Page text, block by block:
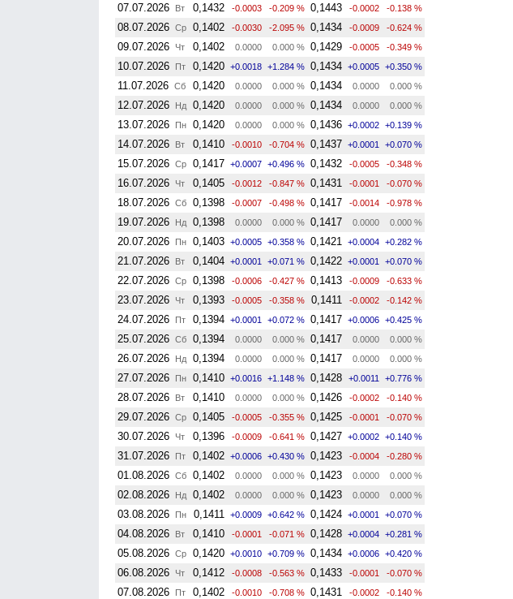
07.07.2026 Вт 0,1432 -0.0003 -0.209 % 0,1443 -0.0002 -0.138 %
08.07.2026 Ср 0,1402 -0.0030 -2.095 % 0,1434 -0.0009 -0.624 %
09.07.2026 Чт 0,1402 0.0000 0.000 % 0,1429 -0.0005 -0.349 %
10.07.2026 Пт 0,1420 +0.0018 +1.284 % 0,1434 +0.0005 +0.350 %
11.07.2026 Сб 0,1420 0.0000 0.000 % 0,1434 0.0000 0.000 %
12.07.2026 Нд 0,1420 0.0000 0.000 % 0,1434 0.0000 0.000 %
13.07.2026 Пн 0,1420 0.0000 0.000 % 0,1436 +0.0002 +0.139 %
14.07.2026 Вт 0,1410 -0.0010 -0.704 % 0,1437 +0.0001 +0.070 %
15.07.2026 Ср 0,1417 +0.0007 +0.496 % 0,1432 -0.0005 -0.348 %
16.07.2026 Чт 0,1405 -0.0012 -0.847 % 0,1431 -0.0001 -0.070 %
18.07.2026 Сб 0,1398 -0.0007 -0.498 % 0,1417 -0.0014 -0.978 %
19.07.2026 Нд 0,1398 0.0000 0.000 % 0,1417 0.0000 0.000 %
20.07.2026 Пн 0,1403 +0.0005 +0.358 % 0,1421 +0.0004 +0.282 %
21.07.2026 Вт 0,1404 +0.0001 +0.071 % 0,1422 +0.0001 +0.070 %
22.07.2026 Ср 0,1398 -0.0006 -0.427 % 0,1413 -0.0009 -0.633 %
23.07.2026 Чт 0,1393 -0.0005 -0.358 % 0,1411 -0.0002 -0.142 %
24.07.2026 Пт 0,1394 +0.0001 +0.072 % 0,1417 +0.0006 +0.425 %
25.07.2026 Сб 0,1394 0.0000 0.000 % 0,1417 0.0000 0.000 %
26.07.2026 Нд 0,1394 0.0000 0.000 % 0,1417 0.0000 0.000 %
27.07.2026 Пн 0,1410 +0.0016 +1.148 % 0,1428 +0.0011 +0.776 %
28.07.2026 Вт 0,1410 0.0000 0.000 % 0,1426 -0.0002 -0.140 %
29.07.2026 Ср 0,1405 -0.0005 -0.355 % 0,1425 -0.0001 -0.070 %
30.07.2026 Чт 0,1396 -0.0009 -0.641 % 0,1427 +0.0002 +0.140 %
31.07.2026 Пт 0,1402 +0.0006 +0.430 % 0,1423 -0.0004 -0.280 %
01.08.2026 Сб 0,1402 0.0000 0.000 % 0,1423 0.0000 0.000 %
02.08.2026 Нд 0,1402 0.0000 0.000 % 0,1423 0.0000 0.000 %
03.08.2026 Пн 0,1411 +0.0009 +0.642 % 0,1424 +0.0001 +0.070 %
04.08.2026 Вт 0,1410 -0.0001 -0.071 % 0,1428 +0.0004 +0.281 %
05.08.2026 Ср 0,1420 +0.0010 +0.709 % 0,1434 +0.0006 +0.420 %
06.08.2026 Чт 0,1412 -0.0008 -0.563 % 0,1433 -0.0001 -0.070 %
07.08.2026 Пт 0,1402 -0.0010 -0.708 % 0,1431 -0.0002 -0.140 %